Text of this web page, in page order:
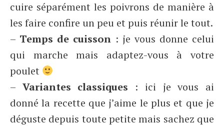
cuire séparément les poivrons de manière à
les faire confire un peu et puis réunir le tout.
– Temps de cuisson : je vous donne celui
qui marche mais adaptez-vous à votre
poulet
– Variantes classiques : ici je vous ai
donné la recette que j’aime le plus et que je
déguste depuis toute petite mais sachez que